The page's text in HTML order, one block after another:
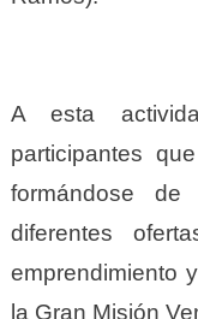
A esta
participantes
formándose
diferentes
emprendimiento
la Gran Misión